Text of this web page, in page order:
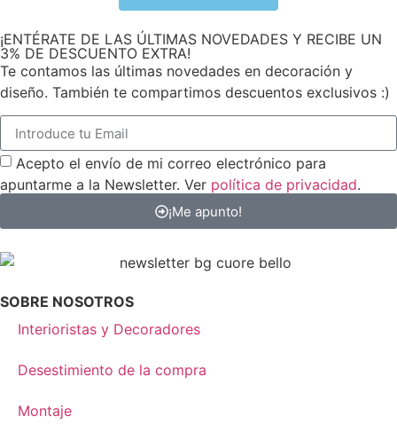
¡ENTÉRATE DE LAS ÚLTIMAS NOVEDADES Y RECIBE UN
3% DE DESCUENTO EXTRA!
Te contamos las últimas novedades en decoración y
diseño. También te compartimos descuentos exclusivos :)
Acepto el envío de mi correo electrónico para
apuntarme a la Newsletter. Ver política de privacidad.
¡Me apunto!
SOBRE NOSOTROS
Interioristas y Decoradores
Desestimiento de la compra
Montaje